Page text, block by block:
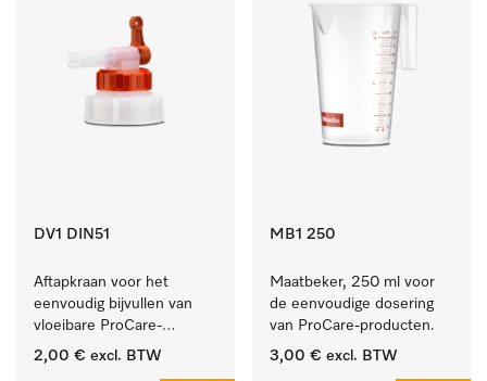
DV1 DIN51
Aftapkraan voor het
eenvoudig bijvullen van
vloeibare ProCare-
producten.
2,00 € excl. BTW
MB1 250
Maatbeker, 250 ml voor
de eenvoudige dosering
van ProCare-producten.
3,00 € excl. BTW